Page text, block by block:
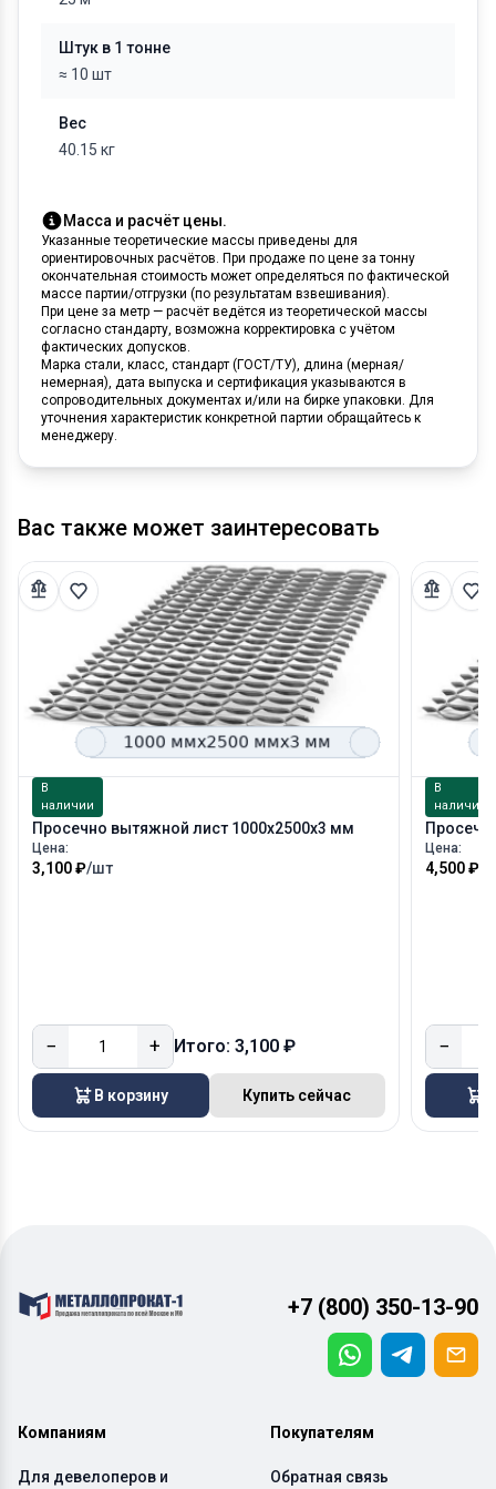
Штук в 1 тонне
≈ 10 шт
Вес
40.15 кг
Масса и расчёт цены.
Указанные теоретические массы приведены для
ориентировочных расчётов. При продаже по цене за тонну
окончательная стоимость может определяться по фактической
массе партии/отгрузки (по результатам взвешивания).
При цене за метр — расчёт ведётся из теоретической массы
согласно стандарту, возможна корректировка с учётом
фактических допусков.
Марка стали, класс, стандарт (ГОСТ/ТУ), длина (мерная/
немерная), дата выпуска и сертификация указываются в
сопроводительных документах и/или на бирке упаковки. Для
уточнения характеристик конкретной партии обращайтесь к
менеджеру.
Вас также может заинтересовать
В
наличии
Просечно вытяжной лист 1000х2500х3 мм
Цена:
3,100 ₽/шт
− + Итого: 3,100 ₽
В корзину Купить сейчас
В
наличии
Цена:
4,500 ₽
−
+7 (800) 350-13-90
Компаниям
Для девелоперов и
Покупателям
Обратная связь